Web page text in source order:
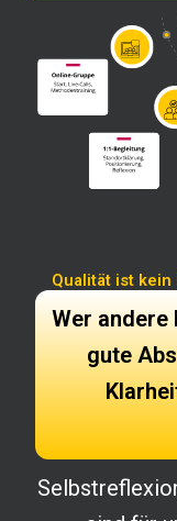
Qualität ist kein
Wer andere
gute